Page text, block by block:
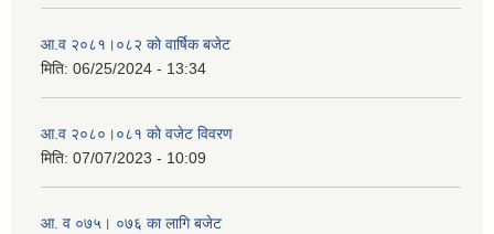
आ.व २०८१।०८२ काे वार्षिक बजेट
मिति: 06/25/2024 - 13:34
आ.व २०८०।०८१ काे वजेट विवरण
मिति: 07/07/2023 - 10:09
आ. व ०७५। ०७६ का लागि बजेट